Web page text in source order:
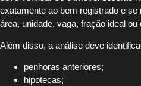
exatamente ao bem registrado e se
área, unidade, vaga, fração ideal ou
Além disso, a análise deve
penhoras anteriores;
hipotecas;